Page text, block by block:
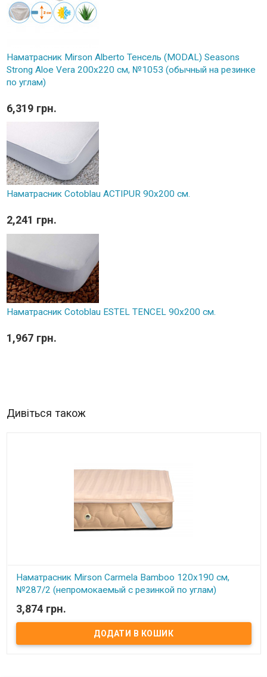
Наматрасник Mirson Alberto Тенсель (MODAL) Seasons
Strong Aloe Vera 200x220 см, №1053 (обычный на резинке
по углам)
6,319 грн.
Наматрасник Cotoblau ACTIPUR 90х200 см.
2,241 грн.
Наматрасник Cotoblau ESTEL TENCEL 90х200 см.
1,967 грн.
Дивіться також
Наматрасник Mirson Carmela Bamboo 120x190 см,
№287/2 (непромокаемый с резинкой по углам)
В наявності
Наматрасник Mirson Carmela Bamboo 120x190 см, №287/2
(непромокаемый с резинкой по углам) Размер: 120x190 см.
Чехол: Итальянский Сатин Жаккард, 100% хлопок + Микросатин.
3,874 грн.